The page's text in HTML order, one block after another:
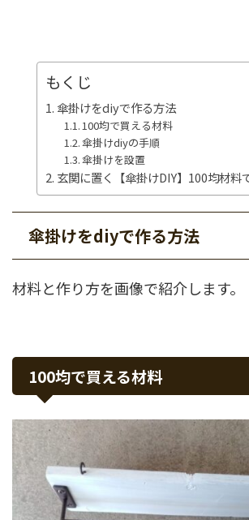
もくじ
傘掛けをdiyで作る方法
100均で買える材料
傘掛けdiyの手順
傘掛けを設置
玄関に置く【傘掛けDIY】100均材料
傘掛けをdiyで作る方法
材料と作り方を画像で紹介します。
100均で買える材料